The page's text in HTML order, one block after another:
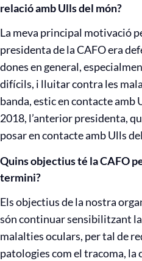
relació amb Ulls del món?
La meva principal motivació
presidenta de la CAFO era
dones en general,
difícils, i lluitar contra les
banda, estic en contacte amb
2018, l’anterior presidenta,
posar en contacte amb Ulls
Quins objectius té la CAFO
termini?
Els objectius de la nostra
són continuar sensibilitzant
malalties oculars, per tal de
patologies com el tracoma, la